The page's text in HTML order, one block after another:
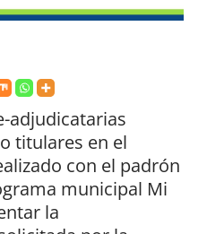
adjudicatarias
titulares en el
con el padrón
municipal Mi
la